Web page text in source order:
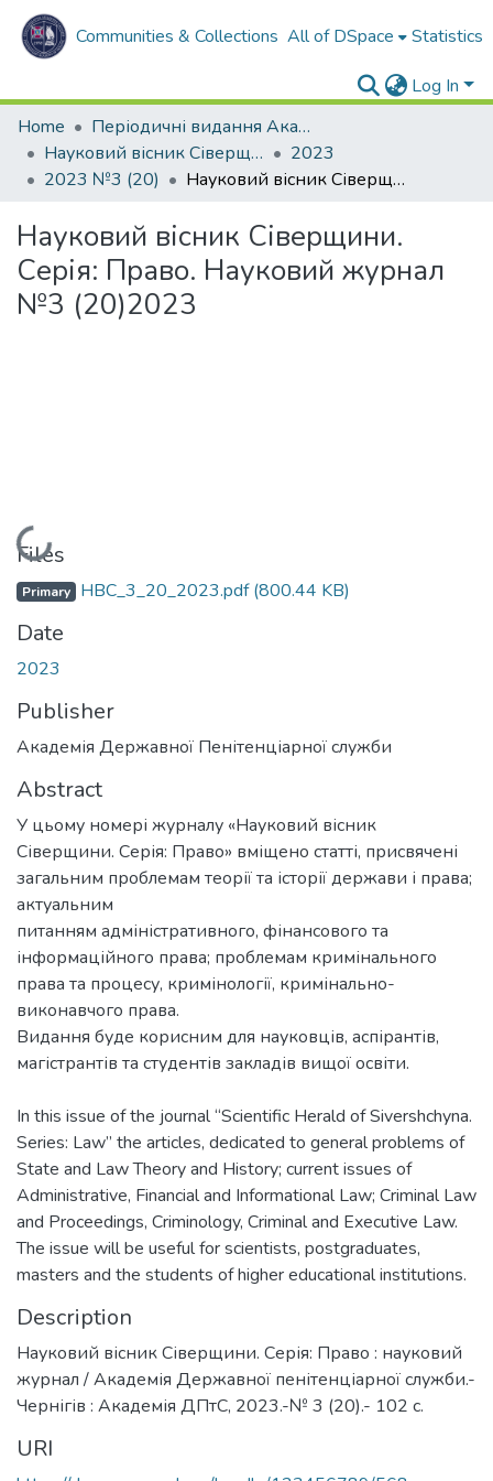
Communities & Collections All of DSpace Statistics
Log In
Home
Періодичні видання Академії
Науковий вісник Сіверщини. Серія: Право.
2023
2023 №3 (20)
Науковий вісник Сіверщини. Серія: Право. Науковий журнал №3 (20)2023
Науковий вісник Сіверщини.
Серія: Право. Науковий журнал
№3 (20)2023
Loading...
Files
Primary НВС_3_20_2023.pdf(800.44 KB)
Date
2023
Publisher
Академія Державної Пенітенціарної служби
Abstract
У цьому номері журналу «Науковий вісник
Сіверщини. Серія: Право» вміщено статті, присвячені
загальним проблемам теорії та історії держави і права;
актуальним
питанням адміністративного, фінансового та
інформаційного права; проблемам кримінального
права та процесу, кримінології, кримінально-
виконавчого права.
Видання буде корисним для науковців, аспірантів,
магістрантів та студентів закладів вищої освіти.
In this issue of the journal “Scientific Herald of Sivershchyna.
Series: Law” the articles, dedicated to general problems of
State and Law Theory and History; current issues of
Administrative, Financial and Informational Law; Criminal Law
and Proceedings, Criminology, Criminal and Executive Law.
The issue will be useful for scientists, postgraduates,
masters and the students of higher educational institutions.
Description
Науковий вісник Сіверщини. Серія: Право : науковий
журнал / Академія Державної пенітенціарної служби.-
Чернігів : Академія ДПтС, 2023.-№ 3 (20).- 102 с.
URI